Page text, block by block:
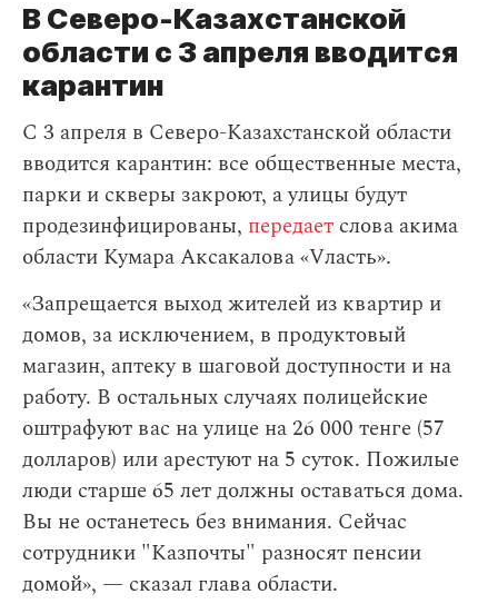
В Северо-Казахстанской
области с 3 апреля вводится
карантин
С 3 апреля в Северо-Казахстанской области
вводится карантин: все общественные места,
парки и скверы закроют, а улицы будут
продезинфицированы, передает слова акима
области Кумара Аксакалова «Vласть».
«Запрещается выход жителей из квартир и
домов, за исключением, в продуктовый
магазин, аптеку в шаговой доступности и на
работу. В остальных случаях полицейские
оштрафуют вас на улице на 26 000 тенге (57
долларов) или арестуют на 5 суток. Пожилые
люди старше 65 лет должны оставаться дома.
Вы не останетесь без внимания. Сейчас
сотрудники "Казпочты" разносят пенсии
домой», — сказал глава области.